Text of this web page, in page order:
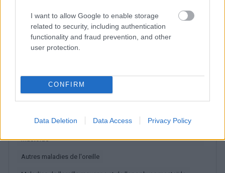
I want to allow Google to enable storage
related to security, including authentication
functionality and fraud prevention, and other
user protection.
CONFIRM
Data Deletion Data Access Privacy Policy
Vous voulez rester informé ? Suivez-
nous sur
oogle
Sujets Cbd Chanvre Le cannabis
Otolaryngologie Thc
Catégories médicales
mastoïde
Autres maladies de l'oreille